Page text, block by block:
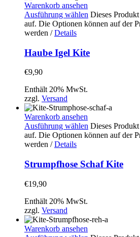
Warenkorb ansehen
Ausführung wählen Dieses
auf. Die Optionen können auf der
werden / Details
Haube Igel Kite
€9,90
Enthält 20% MwSt.
zzgl. Versand
Warenkorb ansehen
Ausführung wählen Dieses
auf. Die Optionen können auf der
werden / Details
Strumpfhose Schaf Kite
€19,90
Enthält 20% MwSt.
zzgl. Versand
Warenkorb ansehen